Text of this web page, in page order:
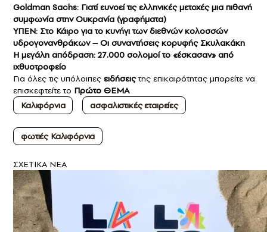
Goldman Sachs: Γιατί ευνοεί τις ελληνικές μετοχές μια πιθανή
συμφωνία στην Ουκρανία (γραφήματα)
ΥΠΕΝ: Στο Κάιρο για το κυνήγι των διεθνών κολοσσών
υδρογονανθράκων – Οι συναντήσεις κορυφής Σκυλακάκη
Η μεγάλη απόδραση: 27.000 σολομοί το «έσκασαν» από
ιχθυοτροφείο
Για όλες τις υπόλοιπες ειδήσεις της επικαιρότητας μπορείτε να
επισκεφτείτε το Πρώτο ΘΕΜΑ
Καλιφόρνια
ασφαλιστικές εταιρείες
φωτιές Καλιφόρνια
ΣXETIKA NEA